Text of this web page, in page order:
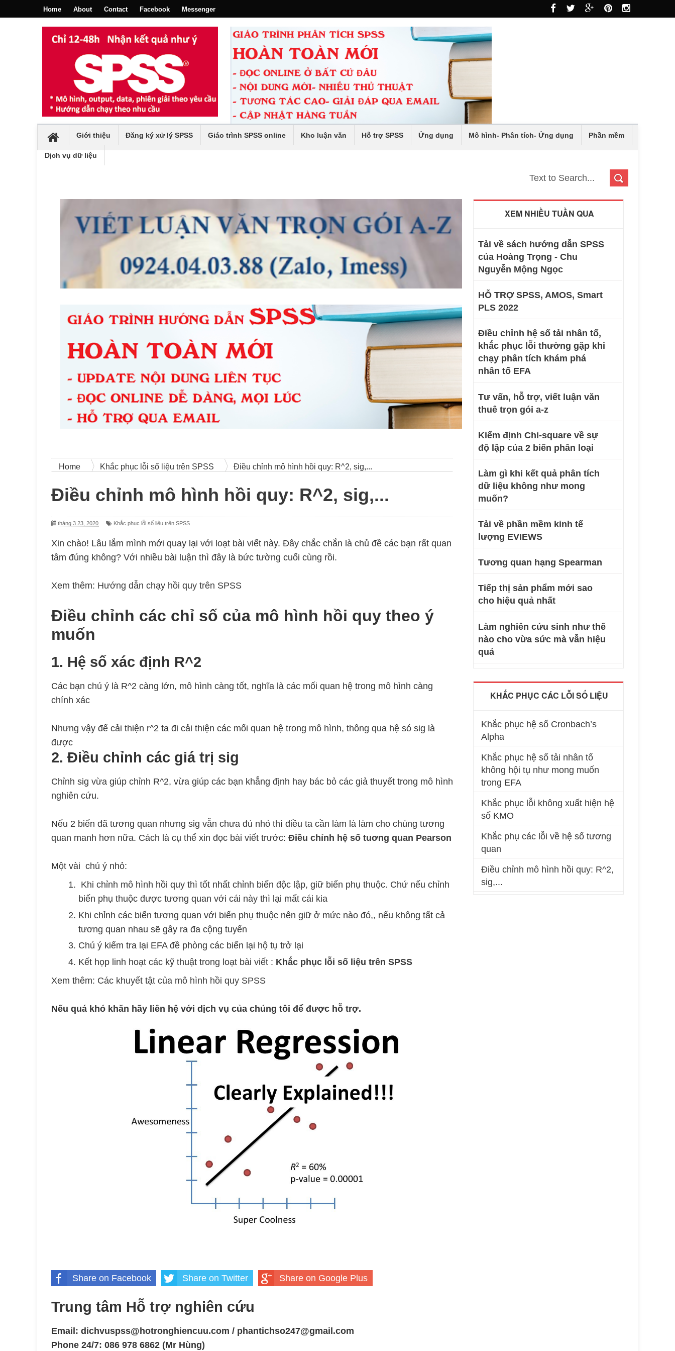
Home About Contact Facebook Messenger
Giới thiệu Đăng ký xử lý SPSS Giáo trình SPSS online Kho luận văn Hỗ trợ SPSS Ứng dụng Mô hình- Phân tích- Ứng dụng Phần mềm
Dịch vụ dữ liệu
Home Khắc phục lỗi số liệu trên SPSS Điều chỉnh mô hình hồi quy: R^2, sig,...
Điều chỉnh mô hình hồi quy: R^2, sig,...
tháng 3 23, 2020 Khắc phục lỗi số liệu trên SPSS
Xin chào! Lâu lắm mình mới quay lại với loạt bài viết này. Đây chắc chắn là chủ đề các bạn rất quan
tâm đúng không? Với nhiều bài luận thì đây là bức tường cuối cùng rồi.
Xem thêm: Hướng dẫn chạy hồi quy trên SPSS
Điều chỉnh các chỉ số của mô hình hồi quy theo ý
muốn
1. Hệ số xác định R^2
Các bạn chú ý là R^2 càng lớn, mô hình càng tốt, nghĩa là các mối quan hệ trong mô hình càng
chính xác
Nhưng vậy để cải thiện r^2 ta đi cải thiện các mối quan hệ trong mô hình, thông qua hệ só sig là
được
2. Điều chỉnh các giá trị sig
Chỉnh sig vừa giúp chỉnh R^2, vừa giúp các bạn khẳng định hay bác bỏ các giả thuyết trong mô hình
nghiên cứu.
Nếu 2 biến đã tương quan nhưng sig vẫn chưa đủ nhỏ thì điều ta cần làm là làm cho chúng tương
quan manh hơn nữa. Cách là cụ thể xin đọc bài viết trước: Điều chỉnh hệ số tuơng quan Pearson
Một vài chú ý nhỏ:
Khi chỉnh mô hình hồi quy thì tốt nhất chỉnh biến độc lập, giữ biến phụ thuộc. Chứ nếu chỉnh
biến phụ thuộc được tương quan với cái này thì lại mất cái kia
Khi chỉnh các biến tương quan với biến phụ thuộc nên giữ ở mức nào đó,, nếu không tất cả
tương quan nhau sẽ gây ra đa cộng tuyến
Chú ý kiểm tra lại EFA đề phòng các biến lại hộ tụ trở lại
Kết họp linh hoạt các kỹ thuật trong loạt bài viết : Khắc phục lỗi số liệu trên SPSS
Xem thêm: Các khuyết tật của mô hình hồi quy SPSS
Nếu quá khó khăn hãy liên hệ với dịch vụ của chúng tôi để được hỗ trợ.
Share on Facebook Share on Twitter Share on Google Plus
Trung tâm Hỗ trợ nghiên cứu
Email: dichvuspss@hotronghiencuu.com / phantichso247@gmail.com
Phone 24/7: 086 978 6862 (Mr Hùng)
XEM NHIỀU TUẦN QUA
Tải về sách hướng dẫn SPSS
của Hoàng Trọng - Chu
Nguyễn Mộng Ngọc
HỖ TRỢ SPSS, AMOS, Smart
PLS 2022
Điều chỉnh hệ số tải nhân tố,
khắc phục lỗi thường gặp khi
chạy phân tích khám phá
nhân tố EFA
Tư vấn, hỗ trợ, viết luận văn
thuê trọn gói a-z
Kiểm định Chi-square về sự
độ lập của 2 biến phân loại
Làm gì khi kết quả phân tích
dữ liệu không như mong
muốn?
Tải về phần mềm kinh tế
lượng EVIEWS
Tương quan hạng Spearman
Tiếp thị sản phẩm mới sao
cho hiệu quả nhất
Làm nghiên cứu sinh như thế
nào cho vừa sức mà vẫn hiệu
quả
KHẮC PHỤC CÁC LỖI SỐ LIỆU
Khắc phục hệ số Cronbach’s
Alpha
Khắc phục hệ số tải nhân tố
không hội tụ như mong muốn
trong EFA
Khắc phục lỗi không xuất hiện hệ
số KMO
Khắc phụ các lỗi về hệ số tương
quan
Điều chỉnh mô hình hồi quy: R^2,
sig,...